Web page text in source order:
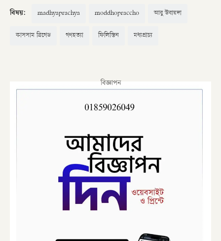
বিষয়: madhyaprachya moddhopraccho আবু উবায়দা
কাসসাম ব্রিগেড গণহত্যা ফিলিস্তিন মধ্যপ্রাচ্য
বিজ্ঞাপন